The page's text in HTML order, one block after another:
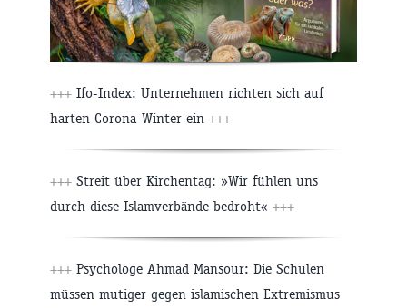
+++ Ifo-Index: Unternehmen richten sich auf
harten Corona-Winter ein +++
+++ Streit über Kirchentag: »Wir fühlen uns
durch diese Islamverbände bedroht« +++
+++ Psychologe Ahmad Mansour: Die Schulen
müssen mutiger gegen islamischen Extremismus